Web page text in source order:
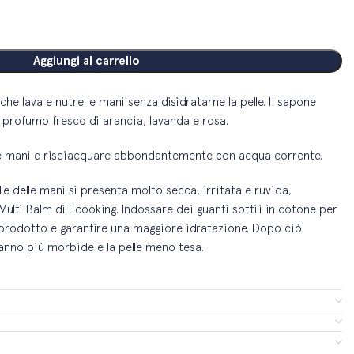
Aggiungi al carrello
lava e nutre le mani senza disidratarne la pelle. Il sapone
profumo fresco di arancia, lavanda e rosa.
e risciacquare abbondantemente con acqua corrente.
delle mani si presenta molto secca, irritata e ruvida,
Balm di Ecooking. Indossare dei guanti sottili in cotone per
e garantire una maggiore idratazione. Dopo ciò
più morbide e la pelle meno tesa.